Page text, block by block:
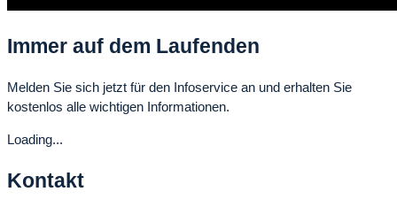
Immer auf dem Laufenden
Melden Sie sich jetzt für den Infoservice an und erhalten Sie
kostenlos alle wichtigen Informationen.
Loading...
Kontakt